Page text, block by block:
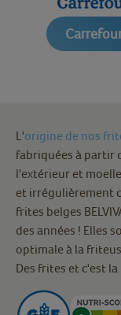
L'origine de nos
fabriquées à partir
l'extérieur et
et irrégulièrement
frites belges
des années ! Elles
optimale à la
Des frites et c'est la